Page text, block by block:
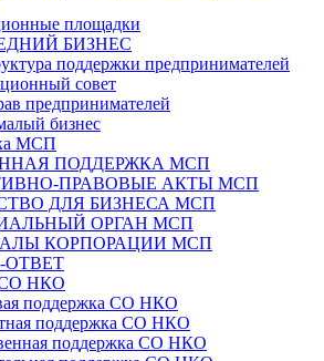
площадки
БИЗНЕС
поддержки предпринимателей
совет
предпринимателей
бизнес
МСП
ПОДДЕРЖКА МСП
ПРАВОВЫЕ АКТЫ МСП
ДЛЯ БИЗНЕСА МСП
ОРГАН МСП
КОРПОРАЦИИ МСП
ОТВЕТ
НКО
поддержка СО НКО
поддержка СО НКО
поддержка СО НКО